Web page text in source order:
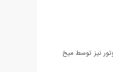
نیز توسط میخ